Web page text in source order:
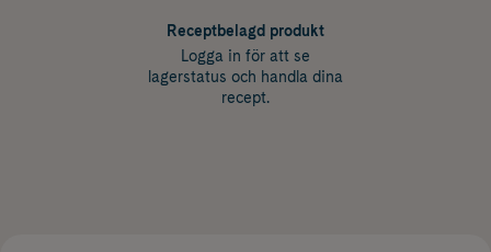
Receptbelagd produkt
Logga in för att se
lagerstatus och handla dina
recept.